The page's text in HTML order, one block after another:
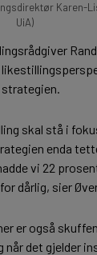
Karen-
UiA)
strategien.
skal stå i
enda
vi 22
dårlig, sier
er også
når det gjelder